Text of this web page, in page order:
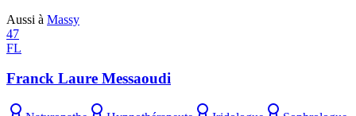
Aussi à Massy
47
FL
Franck Laure Messaoudi